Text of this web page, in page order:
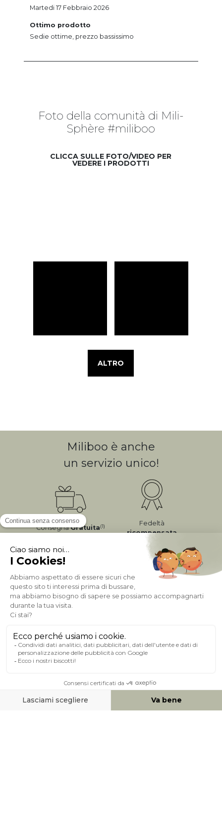
Ottimo prodotto
Sedie ottime, prezzo bassissimo
Martedi 17 Febbraio 2026
Foto della comunità di Mili-
Sphère #miliboo
CLICCA SULLE FOTO/VIDEO PER
VEDERE I PRODOTTI
ALTRO
Miliboo è anche
un servizio unico!
ConsegnaGratuita(1)
Fedeltà
ricompensata
Pagamento sicuro
A PROPOSITO DI MILIBOO
AIUTO & CONTATTO